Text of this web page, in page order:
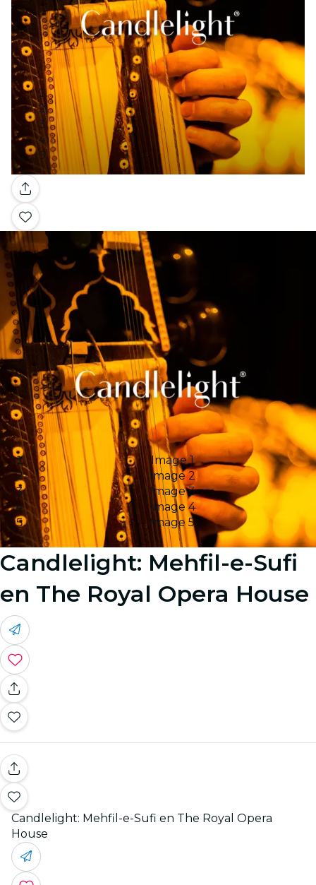
Galería
Image 1
Image 2
Image 3
Image 4
Image 5
Candlelight: Mehfil-e-Sufi
en The Royal Opera House
Candlelight: Mehfil-e-Sufi en The Royal Opera
House